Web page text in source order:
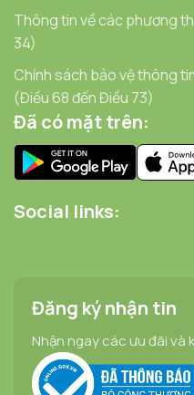
Thông tin về các phương
34)
Chính sách bảo vệ thông
(Điều 68 đến Điều 73)
Đã có mặt trên:
Social links:
Đăng ký nhận tin
Nhận ngay các ưu đãi và